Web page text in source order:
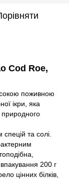
Cod Roe,
поживною
ікри, яка
та солі.
200 г
цінних білків,